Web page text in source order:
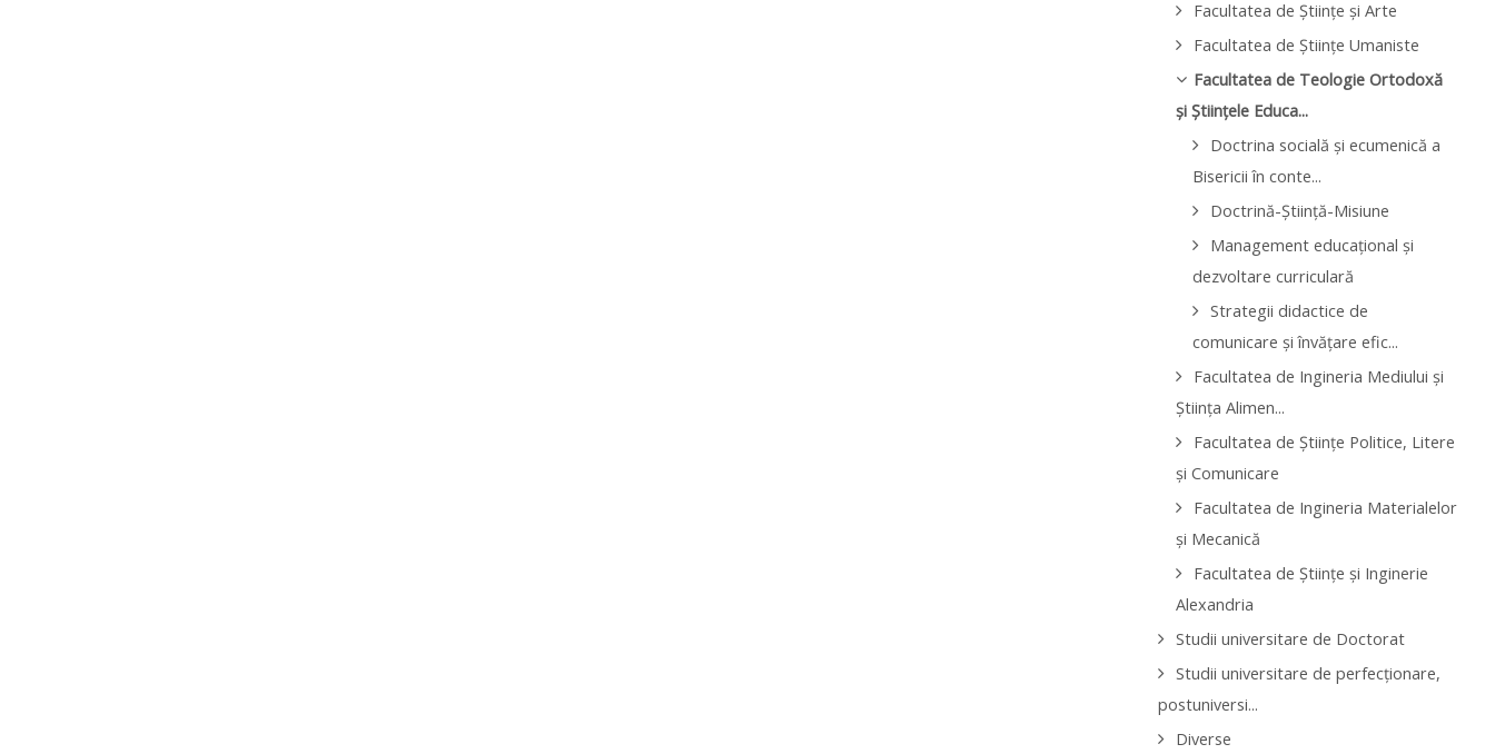
Facultatea de Ştiinţe şi Arte
Facultatea de Ştiinţe Umaniste
Facultatea de Teologie Ortodoxă
şi Ştiinţele Educa...
Doctrina socială şi ecumenică a
Bisericii în conte...
Doctrină-Ştiinţă-Misiune
Management educațional și
dezvoltare curriculară
Strategii didactice de
comunicare şi învăţare efic...
Facultatea de Ingineria Mediului şi
Ştiinţa Alimen...
Facultatea de Ştiinţe Politice, Litere
şi Comunicare
Facultatea de Ingineria Materialelor
şi Mecanică
Facultatea de Ştiinţe şi Inginerie
Alexandria
Studii universitare de Doctorat
Studii universitare de perfecţionare,
postuniversi...
Diverse